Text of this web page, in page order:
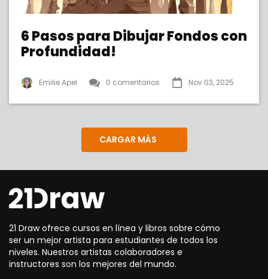
6 Pasos para Dibujar Fondos con
Profundidad!
Emilie Apel 0 comentarios Nov 03, 2025
CARGAR MÁS
21 Draw ofrece cursos en línea y libros sobre cómo
ser un mejor artista para estudiantes de todos los
niveles. Nuestros artistas colaboradores e
instructores son los mejores del mundo.